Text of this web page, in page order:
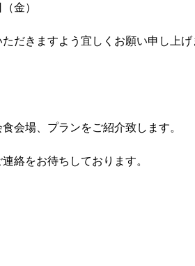
金）
だきますよう宜しくお願い申し上げ
会場、プランをご紹介致します。
絡をお待ちしております。